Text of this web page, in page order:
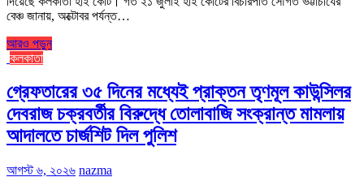
বেঞ্চ জানায়, অক্টোবর পর্যন্ত…
আরও পড়ুন
কলকাতা
গ্রেফতারের ৩৫ দিনের মধ্যেই প্রাক্তন তৃণমূল কাউন্সিলর
দেবরাজ চক্রবর্তীর বিরুদ্ধে তোলাবাজি সংক্রান্ত মামলায়
আদালতে চার্জশিট দিল পুলিশ
আগস্ট ৬, ২০২৬ nazma